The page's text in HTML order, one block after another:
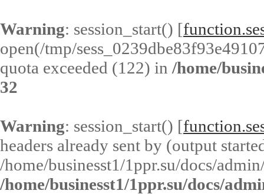
Warning: session_start() [
open(/tmp/
quota exceeded (122) in /home/
32
Warning: session_start() [
headers already sent by (output
/home/businesst1/1ppr.su/docs/
/home/businesst1/1ppr.su/docs/